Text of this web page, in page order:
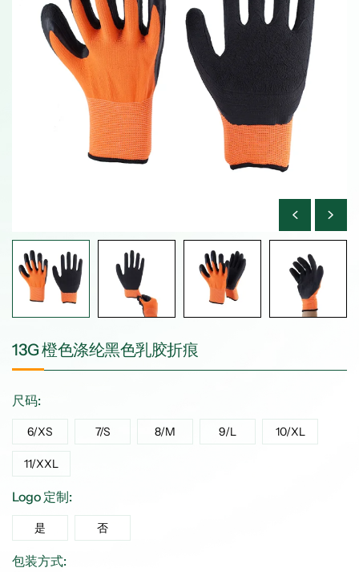
13G 橙色涤纶黑色乳胶折痕
尺码:
6/XS 7/S 8/M 9/L 10/XL
11/XXL
Logo 定制:
是 否
包装方式: